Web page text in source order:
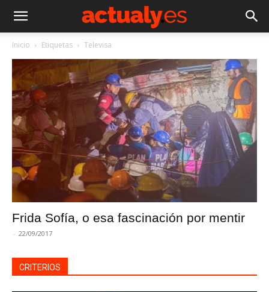
Inicio Etiquetas Televisa
Frida Sofía, o esa fascinación por mentir
- 22/09/2017
CRITERIOS